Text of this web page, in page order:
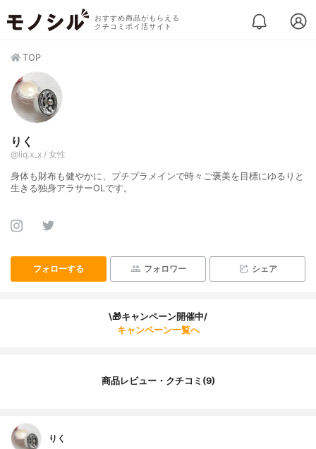
おすすめ商品がもらえる
クチコミポイ活サイト
TOP
りく
@liq.x_x / 女性
身体も財布も健やかに、プチプラメインで時々ご褒美を目標にゆるりと
生きる独身アラサーOLです。
フォローする フォロワー シェア
\🎁キャンペーン開催中/
キャンペーン一覧へ
商品レビュー・クチコミ(9)
りく